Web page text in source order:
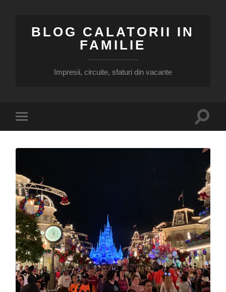
BLOG CALATORII IN
FAMILIE
Impresii, circuite, sfaturi din vacante
mobile
Toggle